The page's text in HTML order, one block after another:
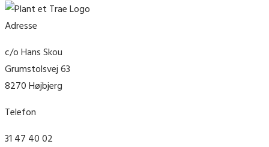
Adresse
c/o Hans Skou
Grumstolsvej 63
8270 Højbjerg
Telefon
31 47 40 02